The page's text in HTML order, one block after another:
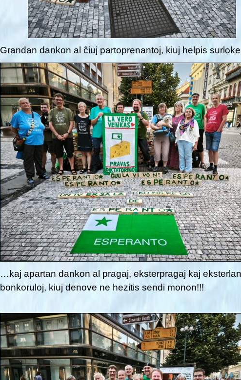
Grandan dankon al ĉiuj partoprenantoj, kiuj helpis
…kaj apartan dankon al pragaj, eksterpragaj kaj
bonkoruloj, kiuj denove ne hezitis sendi monon!!!